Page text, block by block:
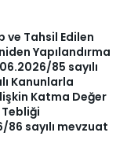
ve Tahsil Edilen
Yapılandırma
85 sayılı
Kanunlarla
Katma Değer
86 sayılı mevzuat